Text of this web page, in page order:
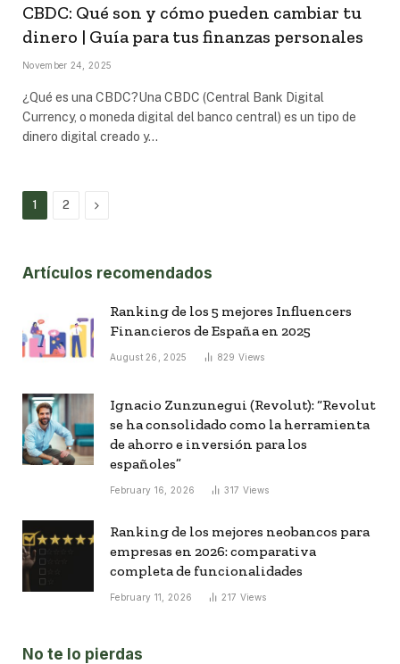
CBDC: Qué son y cómo pueden cambiar tu
dinero | Guía para tus finanzas personales
November 24, 2025
¿Qué es una CBDC?Una CBDC (Central Bank Digital
Currency, o moneda digital del banco central) es un tipo de
dinero digital creado y…
1 2 Next
Artículos recomendados
Ranking de los 5 mejores Influencers
Financieros de España en 2025
August 26, 2025 829Views
Ignacio Zunzunegui (Revolut): “Revolut
se ha consolidado como la herramienta
de ahorro e inversión para los
españoles”
February 16, 2026 317 Views
Ranking de los mejores neobancos para
empresas en 2026: comparativa
completa de funcionalidades
February 11, 2026 217 Views
No te lo pierdas